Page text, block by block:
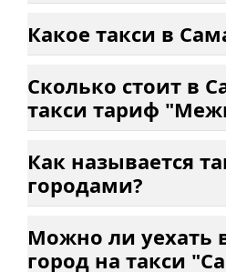
Какое такси в
Сколько стоит в
такси тариф
Как называется
городами?
Можно ли уехать
город на такси